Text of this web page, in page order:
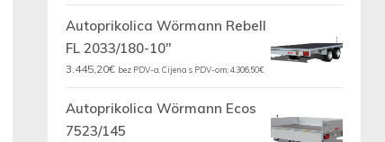
Autoprikolica Wörmann Rebell
FL 2033/180-10"
3.445,20€ bez PDV-a. Cijena s PDV-om:4.306,50€
Autoprikolica Wörmann Ecos
7523/145